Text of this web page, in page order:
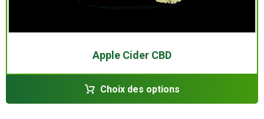
Apple Cider CBD
Choix des options